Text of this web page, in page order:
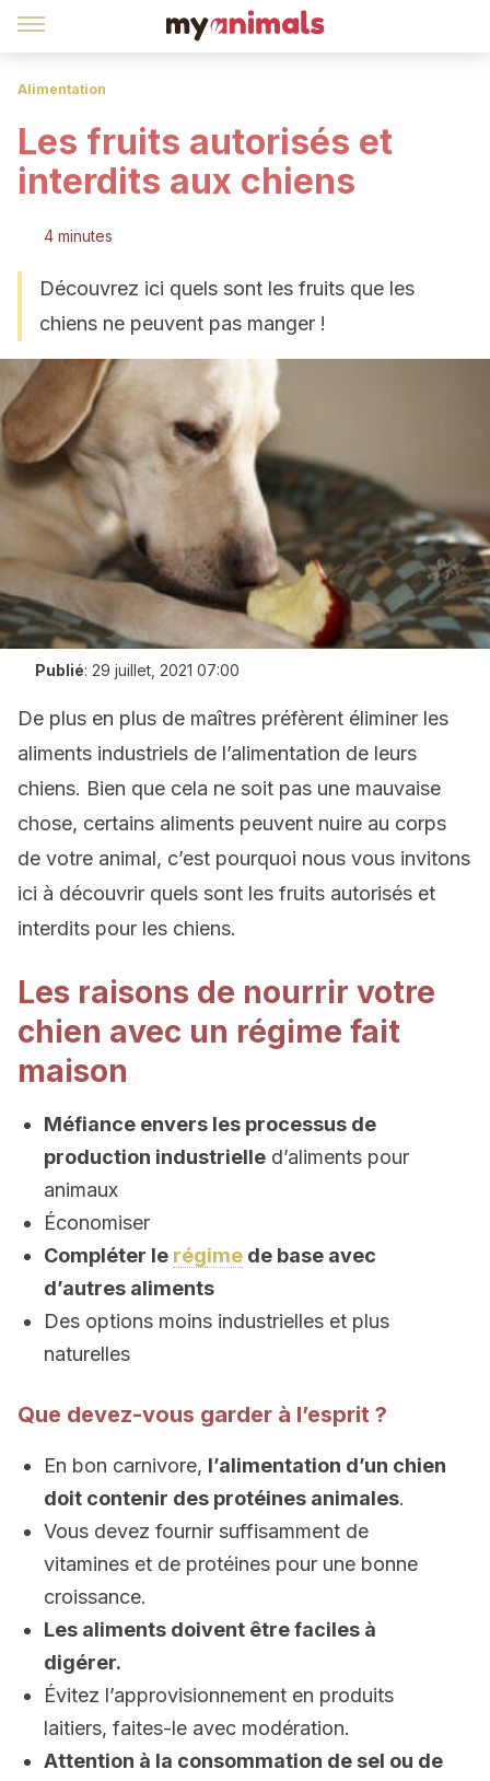
Alimentation
Les fruits autorisés et
interdits aux chiens
4 minutes
Découvrez ici quels sont les fruits que les
chiens ne peuvent pas manger !
Publié: 29 juillet, 2021 07:00
De plus en plus de maîtres préfèrent éliminer les
aliments industriels de l’alimentation de leurs
chiens. Bien que cela ne soit pas une mauvaise
chose, certains aliments peuvent nuire au corps
de votre animal, c’est pourquoi nous vous invitons
ici à découvrir quels sont les fruits autorisés et
interdits pour les chiens.
Les raisons de nourrir votre
chien avec un régime fait
maison
Méfiance envers les processus de
production industrielle d’aliments pour
animaux
Économiser
Compléter le régime de base avec
d’autres aliments
Des options moins industrielles et plus
naturelles
Que devez-vous garder à l’esprit ?
En bon carnivore, l’alimentation d’un chien
doit contenir des protéines animales.
Vous devez fournir suffisamment de
vitamines et de protéines pour une bonne
croissance.
Les aliments doivent être faciles à
digérer.
Évitez l’approvisionnement en produits
laitiers, faites-le avec modération.
Attention à la consommation de sel ou de